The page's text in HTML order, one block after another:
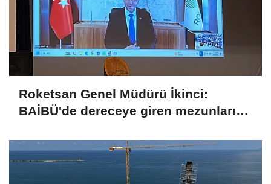
Roketsan Genel Müdürü İkinci:
BAİBÜ'de dereceye giren mezunları